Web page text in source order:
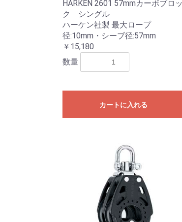
HARKEN 2601 57mmカーボブロッ
ク シングル
ハーケン社製 最大ロープ
径:10mm・シーブ径:57mm
￥15,180
数量
カートに入れる